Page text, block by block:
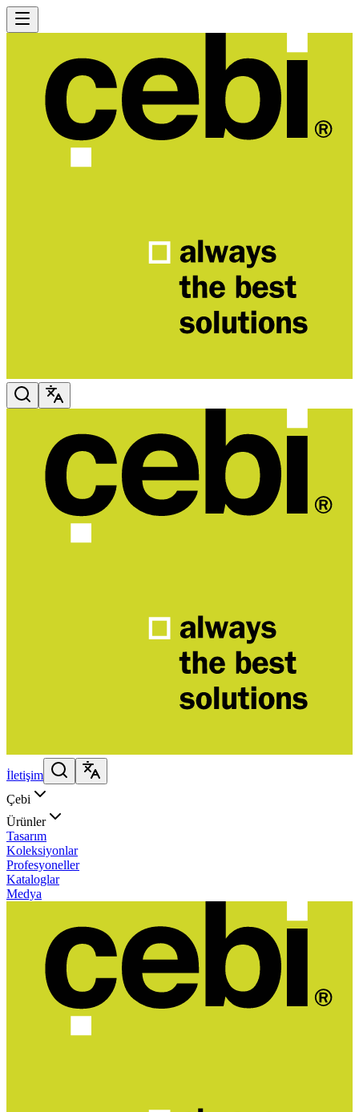
İletişim
Çebi
Ürünler
Tasarım
Koleksiyonlar
Profesyoneller
Kataloglar
Medya